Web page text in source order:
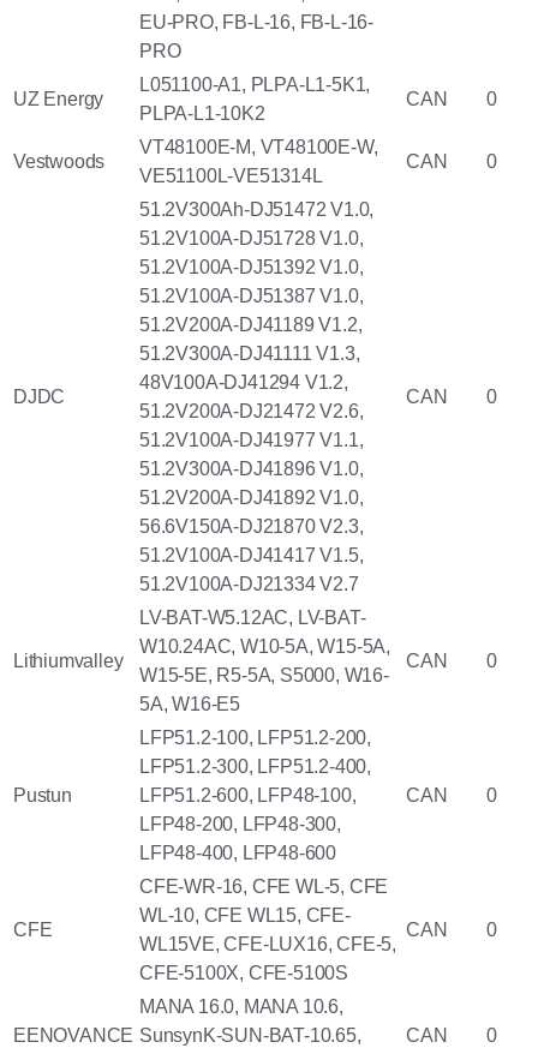
EU-PRO, FB-L-16, FB-L-16-
PRO
UZ Energy
L051100-A1, PLPA-L1-5K1,
PLPA-L1-10K2
CAN 0
Vestwoods
VT48100E-M, VT48100E-W,
VE51100L-VE51314L
CAN 0
DJDC
51.2V300Ah-DJ51472 V1.0,
51.2V100A-DJ51728 V1.0,
51.2V100A-DJ51392 V1.0,
51.2V100A-DJ51387 V1.0,
51.2V200A-DJ41189 V1.2,
51.2V300A-DJ41111 V1.3,
48V100A-DJ41294 V1.2,
51.2V200A-DJ21472 V2.6,
51.2V100A-DJ41977 V1.1,
51.2V300A-DJ41896 V1.0,
51.2V200A-DJ41892 V1.0,
56.6V150A-DJ21870 V2.3,
51.2V100A-DJ41417 V1.5,
51.2V100A-DJ21334 V2.7
CAN 0
Lithiumvalley
LV-BAT-W5.12AC, LV-BAT-
W10.24AC, W10-5A, W15-5A,
W15-5E, R5-5A, S5000, W16-
5A, W16-E5
CAN 0
Pustun
LFP51.2-100, LFP51.2-200,
LFP51.2-300, LFP51.2-400,
LFP51.2-600, LFP48-100,
LFP48-200, LFP48-300,
LFP48-400, LFP48-600
CAN 0
CFE
CFE-WR-16, CFE WL-5, CFE
WL-10, CFE WL15, CFE-
WL15VE, CFE-LUX16, CFE-5,
CFE-5100X, CFE-5100S
CAN 0
EENOVANCE
MANA 16.0, MANA 10.6,
SunsynK-SUN-BAT-10.65,
CAN 0